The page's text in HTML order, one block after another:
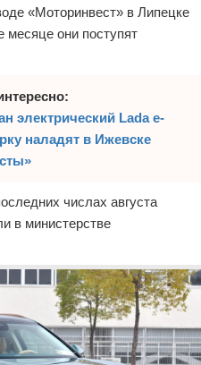
«Моторинвест» в Липецке
месяце они поступят
электрический Lada e-
наладят в Ижевске
числах августа
в министерстве